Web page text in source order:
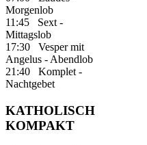
Morgenlob
11:45 Sext -
Mittagslob
17:30 Vesper mit
Angelus - Abendlob
21:40 Komplet -
Nachtgebet
KATHOLISCH
KOMPAKT